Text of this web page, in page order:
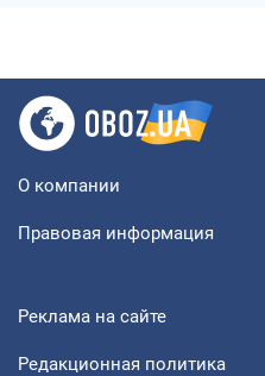
О компании
Правовая информация
Реклама на сайте
Редакционная политика